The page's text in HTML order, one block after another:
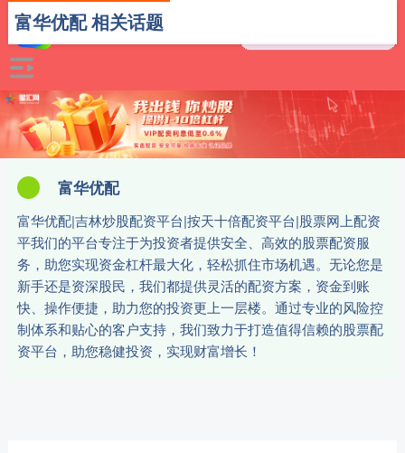
富华优配
富华优配|吉林炒股配资平台|按天十倍配资平台|股票网上配资
平我们的平台专注于为投资者提供安全、高效的股票配资服
务，助您实现资金杠杆最大化，轻松抓住市场机遇。无论您是
新手还是资深股民，我们都提供灵活的配资方案，资金到账
快、操作便捷，助力您的投资更上一层楼。通过专业的风险控
制体系和贴心的客户支持，我们致力于打造值得信赖的股票配
资平台，助您稳健投资，实现财富增长！
富华优配 相关话题